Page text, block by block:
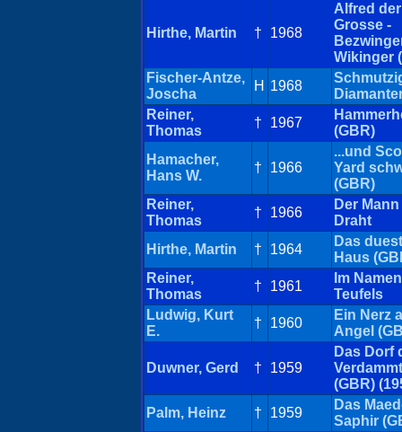
Hirthe, Martin † 1968
Alfred der
Grosse -
Wikinger
Fischer-Antze,
Joscha
H 1968
Reiner,
Thomas
† 1967
(GBR)
Hamacher,
Hans W.
† 1966
...und
Yard
(GBR)
Reiner,
Thomas
† 1966
Der
Draht
Hirthe, Martin
† 1964
Das
Haus
Reiner,
Thomas
† 1961
Im
Teufels
Ludwig, Kurt
E.
† 1960
Ein Nerz
Angel
Duwner, Gerd † 1959
Das Dorf
(GBR)
Palm, Heinz
† 1959
Das
Saphir